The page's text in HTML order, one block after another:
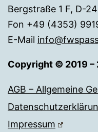
Bergstraße 1 F, D-
Fon +49 (4353)
E-Mail
Copyright © 2019 –
AGB – Allgemeine
Impressum